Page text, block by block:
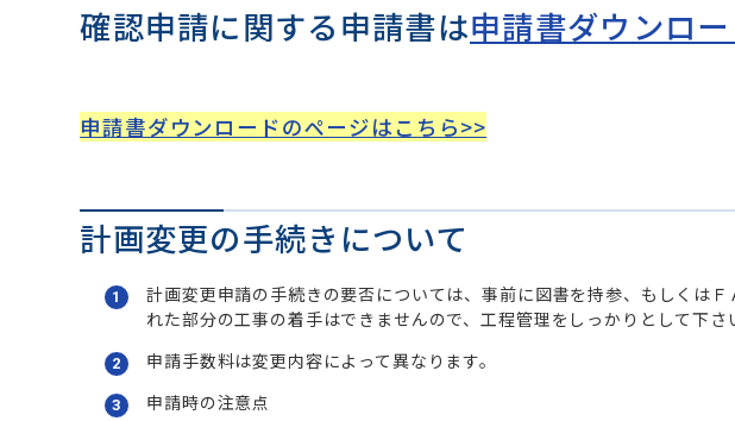
確認申請に関する申請書は申請書ダウンロ
申請書ダウンロードのページはこちら>>
計画変更の手続きについて
計画変更申請の手続きの要否については、事前に図書を持参、もしくは
れた部分の工事の着手はできませんので、工程管理をしっかりとして下さ
申請手数料は変更内容によって異なります。
申請時の注意点